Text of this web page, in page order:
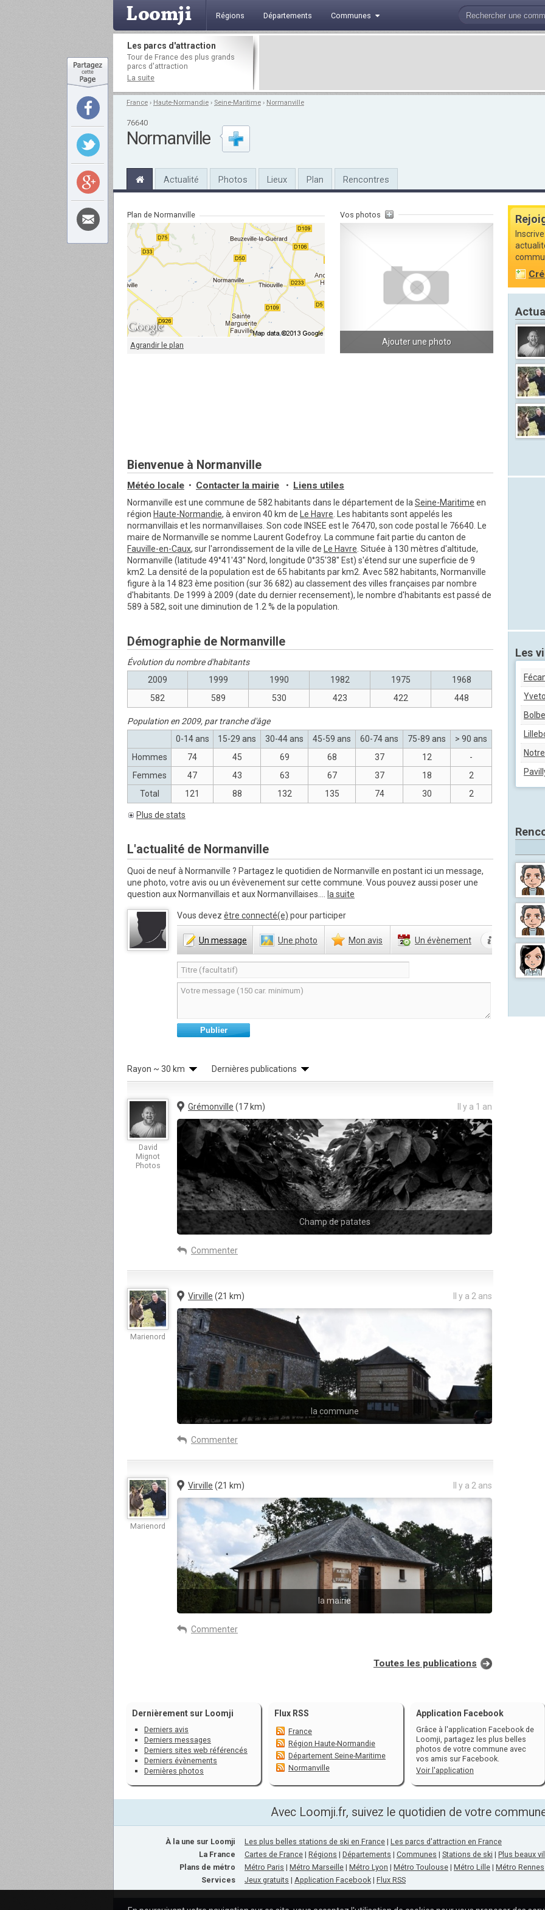
Régions Départements Communes
Les parcs d'attraction
Tour de France des plus grands
parcs d'attraction
La suite
France › Haute-Normandie › Seine-Maritime › Normanville
76640
Normanville
Actualité Photos Lieux Plan Rencontres
Plan de Normanville
Agrandir le plan
Vos photos
Ajouter une photo
Bienvenue à Normanville
Météo locale • Contacter la mairie • Liens utiles
Normanville est une commune de 582 habitants dans le département de la Seine-Maritime en
région Haute-Normandie, à environ 40 km de Le Havre . Les habitants sont appelés les
normanvillais et les normanvillaises. Son code INSEE est le 76470, son code postal le 76640. Le
maire de Normanville se nomme Laurent Godefroy. La commune fait partie du canton de
Fauville-en-Caux, sur l'arrondissement de la ville de Le Havre . Située à 130 mètres d'altitude,
Normanville (latitude 49°41'43'' Nord, longitude 0°35'38'' Est) s'étend sur une superficie de 9
km2. La densité de la population est de 65 habitants par km2. Avec 582 habitants, Normanville
figure à la 14 823 ème position (sur 36 682) au classement des villes françaises par nombre
d'habitants. De 1999 à 2009 (date du dernier recensement), le nombre d'habitants est passé de
589 à 582, soit une diminution de 1.2 % de la population.
Démographie de Normanville
Évolution du nombre d'habitants
2009
1999 1990 1982 1975
1968
582
589 530 423 422 448
Population en 2009, par tranche d'âge
0-14 ans
15-29 ans 30-44 ans 45-59 ans 60-74 ans 75-89 ans
> 90 ans
Hommes
74 45 69 68 37 12
-
Femmes
47 43 63 67 37 18
2
Total
121 88 132 135 74 30 2
Plus de stats
L'actualité de Normanville
Quoi de neuf à Normanville ? Partagez le quotidien de Normanville en postant ici un message,
une photo, votre avis ou un évèvenement sur cette commune. Vous pouvez aussi poser une
question aux Normanvillais et aux Normanvillaises....
la suite
Vous devez être connecté(e) pour participer
Un message Une photo Mon avis Un évènement
Publier
Rayon ~ 30 km Dernières publications
David
Mignot
Photos
Il y a 1 an
Grémonville (17 km)
Champ de patates
Commenter
Marienord
Il y a 2 ans
Virville (21 km)
la commune
Commenter
Marienord
Il y a 2 ans
Virville (21 km)
la mairie
Commenter
Toutes les publications
Les
Dernièrement sur Loomji
Derniers avis
Derniers messages
Derniers sites web référencés
Derniers évènements
Dernières photos
Flux RSS
France
Région Haute-Normandie
Département Seine-Maritime
Normanville
Application Facebook
Grâce à l'application Facebook de
Loomji, partagez les plus belles
photos de votre commune avec
vos amis sur Facebook.
Voir l'application
Avec Loomji.fr, suivez le quotidien de votre
À la une sur Loomji
La France
Plans de métro
Services
Les plus belles stations de ski en France | Les parcs d'attraction en France
Cartes de France | Régions | Départements | Communes | Stations de ski | Plus beaux
Métro Paris | Métro Marseille | Métro Lyon | Métro Toulouse | Métro Lille | Métro Rennes
Jeux gratuits | Application Facebook | Flux RSS